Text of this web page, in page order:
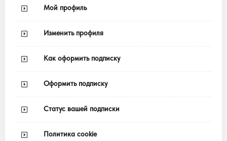
Мой профиль
Изменить профиля
Как оформить подписку
Оформить подписку
Статус вашей подписки
Политика cookie